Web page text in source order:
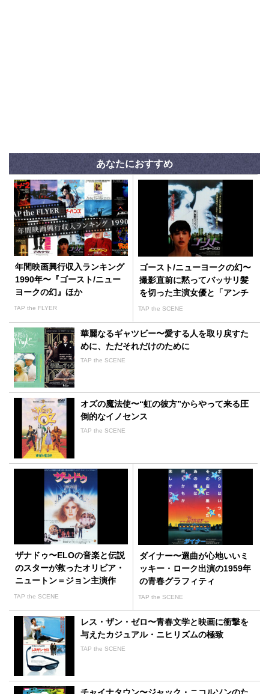
あなたにおすすめ
年間映画興行収入ランキング
1990年〜『ゴースト/ニュー
ヨークの幻』ほか
TAP the FLYER
ゴースト/ニューヨークの幻〜
撮影直前に黙ってバッサリ髪
を切った主演女優と「アンチ
ェインド・メロディ」
TAP the SCENE
華麗なるギャツビー〜愛する人を取り戻すた
めに、ただそれだけのために
TAP the SCENE
オズの魔法使〜“虹の彼方”からやって来る圧
倒的なイノセンス
TAP the SCENE
ザナドゥ〜ELOの音楽と伝説
のスターが救ったオリビア・
ニュートン＝ジョン主演作
TAP the SCENE
ダイナー〜選曲が心地いいミ
ッキー・ローク出演の1959年
の青春グラフィティ
TAP the SCENE
レス・ザン・ゼロ〜青春文学と映画に衝撃を
与えたカジュアル・ニヒリズムの極致
TAP the SCENE